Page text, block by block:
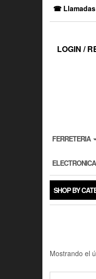
☎
LOGIN /
FERRETERIA
ELECTRONICA
SHOP BY
Mostrando el